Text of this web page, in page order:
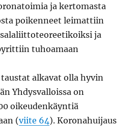
ja kertomasta
poikenneet leimattiin
ja
tuhoamaan
alkavat olla hyvin
Yhdysvalloissa on
oikeudenkäyntiä
(viite 64). Koronahuijaus